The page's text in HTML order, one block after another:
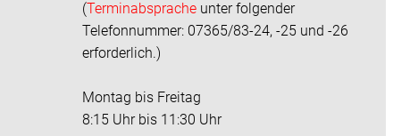
(Terminabsprache unter folgender
Telefonnummer: 07365/83-24, -25 und -26
erforderlich.)
Montag bis Freitag
8:15 Uhr bis 11:30 Uhr